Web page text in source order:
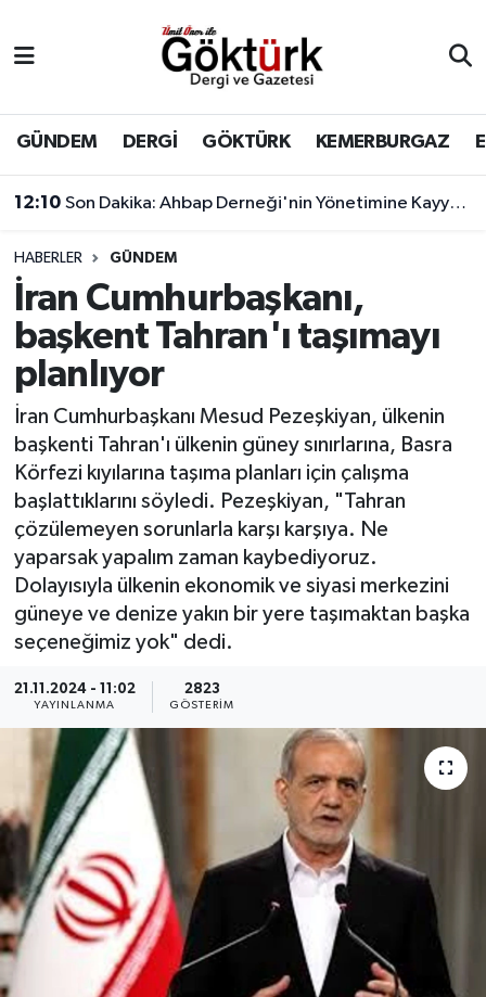
GÜNDEM DERGİ GÖKTÜRK KEMERBURGAZ
12:10 Son Dakika: Ahbap Derneği'nin Yönetimine Kayyum Atandı
HABERLER GÜNDEM
İran Cumhurbaşkanı,
başkent Tahran'ı taşımayı
planlıyor
İran Cumhurbaşkanı Mesud Pezeşkiyan, ülkenin
başkenti Tahran'ı ülkenin güney sınırlarına, Basra
Körfezi kıyılarına taşıma planları için çalışma
başlattıklarını söyledi. Pezeşkiyan, "Tahran
çözülemeyen sorunlarla karşı karşıya. Ne
yaparsak yapalım zaman kaybediyoruz.
Dolayısıyla ülkenin ekonomik ve siyasi merkezini
güneye ve denize yakın bir yere taşımaktan başka
seçeneğimiz yok" dedi.
21.11.2024 - 11:02
YAYINLANMA
2823
GÖSTERIM
BİLİM
DERGİ
DÜNYA
EĞİTİM
EKONOMİ
GÖKTÜRK
GÜNDEM
KEMERBURGAZ
KÜLTÜR - SANAT
MAGAZİN
ÖZEL HABER
SAĞLIK
SPOR
TEKNOLOJİ
TİCARET
YAŞAM
Eyüpsultan Hava Durumu
Eyüpsultan Trafik Yoğunluk Haritası
Süper Lig Puan Durumu ve Fikstür
Tüm Manşetler
Son Dakika Haberleri
Haber Arşivi